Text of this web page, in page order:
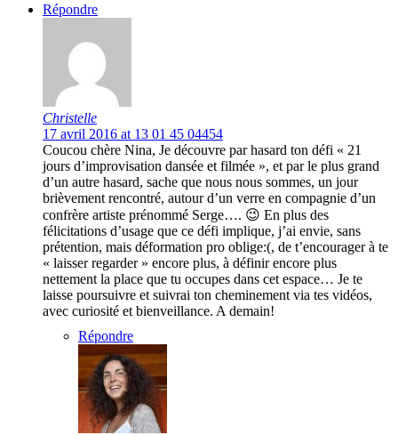
Répondre
Christelle
17 avril 2016 at 13 01 45 04454
Coucou chère Nina, Je découvre par hasard ton défi « 21
jours d’improvisation dansée et filmée », et par le plus grand
d’un autre hasard, sache que nous nous sommes, un jour
brièvement rencontré, autour d’un verre en compagnie d’un
confrère artiste prénommé Serge…. 😉 En plus des
félicitations d’usage que ce défi implique, j’ai envie, sans
prétention, mais déformation pro oblige:(, de t’encourager à te
« laisser regarder » encore plus, à définir encore plus
nettement la place que tu occupes dans cet espace… Je te
laisse poursuivre et suivrai ton cheminement via tes vidéos,
avec curiosité et bienveillance. A demain!
Répondre